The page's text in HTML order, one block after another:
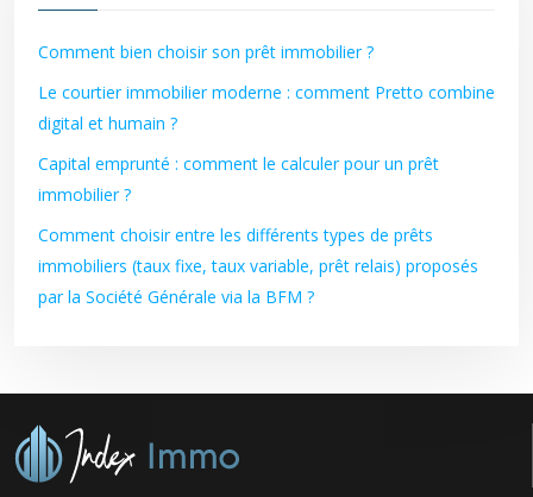
Comment bien choisir son prêt immobilier ?
Le courtier immobilier moderne : comment Pretto combine
digital et humain ?
Capital emprunté : comment le calculer pour un prêt
immobilier ?
Comment choisir entre les différents types de prêts
immobiliers (taux fixe, taux variable, prêt relais) proposés
par la Société Générale via la BFM ?